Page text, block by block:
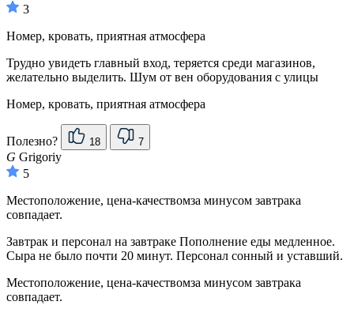
3
Номер, кровать, приятная атмосфера
Трудно увидеть главный вход, теряется среди магазинов,
желательно выделить. Шум от вен оборудования с улицы
Номер, кровать, приятная атмосфера
Полезно? 18 7
G Grigoriy
5
Местоположение, цена-качествомза минусом завтрака
совпадает.
Завтрак и персонал на завтраке Пополнение еды медленное.
Сыра не было почти 20 минут. Персонал сонный и уставший.
Местоположение, цена-качествомза минусом завтрака
совпадает.